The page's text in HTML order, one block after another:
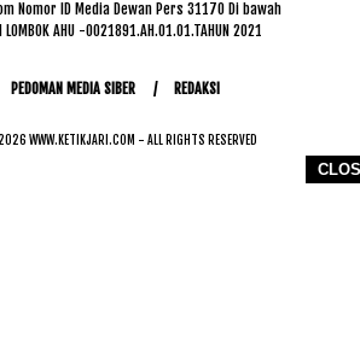
Nomor ID Media Dewan Pers 31170 Di bawah
LOMBOK AHU -0021891.AH.01.01.TAHUN 2021
PEDOMAN MEDIA SIBER REDAKSI
WWW.KETIKJARI.COM - ALL RIGHTS RESERVED